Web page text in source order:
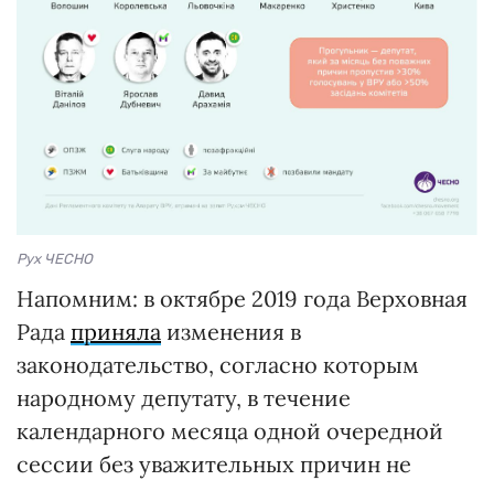
Рух ЧЕСНО
Напомним: в октябре 2019 года Верховная
Рада приняла изменения в
законодательство, согласно которым
народному депутату, в течение
календарного месяца одной очередной
сессии без уважительных причин не